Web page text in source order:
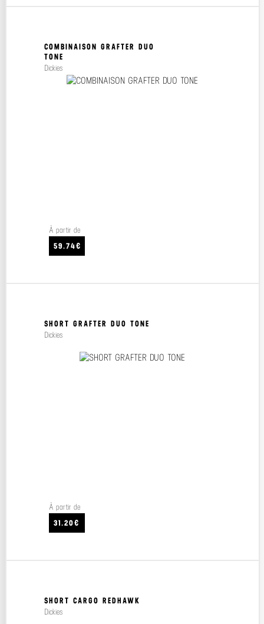
COMBINAISON GRAFTER DUO
TONE
Dickies
À partir de
59.74€
SHORT GRAFTER DUO TONE
Dickies
À partir de
31.20€
SHORT CARGO REDHAWK
Dickies